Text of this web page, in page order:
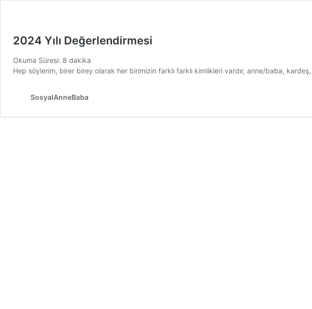
2024 Yılı Değerlendirmesi
Okuma Süresi: 8 dakika
Hep söylerim, birer birey olarak her birimizin farklı farklı kimlikleri vardır, anne/baba,
SosyalAnneBaba